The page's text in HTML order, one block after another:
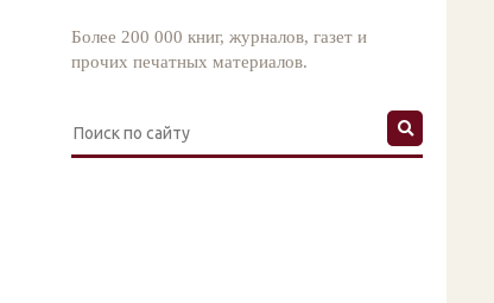
Более 200 000 книг, журналов, газет и
прочих печатных материалов.